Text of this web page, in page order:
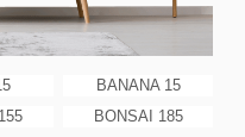
BANANA 15
BONSAI 185